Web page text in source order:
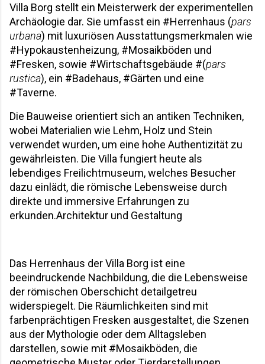
Villa Borg stellt ein Meisterwerk der experimentellen
Archäologie dar. Sie umfasst ein #Herrenhaus (pars
urbana) mit luxuriösen Ausstattungsmerkmalen wie
#Hypokaustenheizung, #Mosaikböden und
#Fresken, sowie #Wirtschaftsgebäude #(pars
rustica), ein #Badehaus, #Gärten und eine
#Taverne.
Die Bauweise orientiert sich an antiken Techniken,
wobei Materialien wie Lehm, Holz und Stein
verwendet wurden, um eine hohe Authentizität zu
gewährleisten. Die Villa fungiert heute als
lebendiges Freilichtmuseum, welches Besucher
dazu einlädt, die römische Lebensweise durch
direkte und immersive Erfahrungen zu
erkunden.Architektur und Gestaltung
Das Herrenhaus der Villa Borg ist eine
beeindruckende Nachbildung, die die Lebensweise
der römischen Oberschicht detailgetreu
widerspiegelt. Die Räumlichkeiten sind mit
farbenprächtigen Fresken ausgestaltet, die Szenen
aus der Mythologie oder dem Alltagsleben
darstellen, sowie mit #Mosaikböden, die